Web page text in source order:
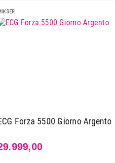
Forza 5500 Giorno Argento